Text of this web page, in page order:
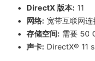
DirectX 版本: 11
网络: 宽带互联网连
存储空间: 需要 50
声卡: DirectX® 11